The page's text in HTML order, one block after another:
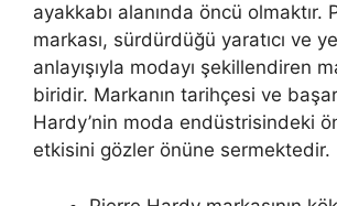
ayakkabı alanında öncü olmaktır.
markası, sürdürdüğü yaratıcı ve
anlayışıyla modayı şekillendiren
biridir. Markanın tarihçesi ve
Hardy’nin moda endüstrisindeki
etkisini gözler önüne sermektedir.